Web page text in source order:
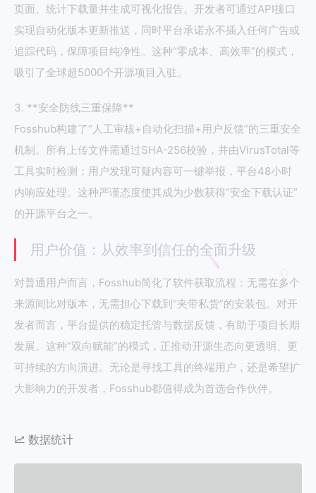
页面、统计下载量并生成可视化报告。开发者可通过API接口
实现自动化版本更新推送，同时平台承诺永不插入任何广告或
追踪代码，保障项目纯净性。这种“零成本、高效率”的模式，
吸引了全球超5000个开源项目入驻。
3. **安全防线三重保障**
Fosshub构建了“人工审核+自动化扫描+用户反馈”的三重安全
机制。所有上传文件需通过SHA-256校验，并由VirusTotal等
工具实时检测；用户发现可疑内容可一键举报，平台48小时
内响应处理。这种严谨态度使其成为少数获得“安全下载认证”
的开源平台之一。
用户价值：从效率到信任的全面升级
对普通用户而言，Fosshub简化了软件获取流程：无需在多个
来源间比对版本，无需担心下载到“夹带私货”的安装包。对开
发者而言，平台提供的稳定托管与数据反馈，有助于项目长期
发展。这种“双向赋能”的模式，正推动开源生态向更透明、更
可持续的方向演进。无论是寻找工具的终端用户，还是希望扩
大影响力的开发者，Fosshub都值得成为首选合作伙伴。
数据统计